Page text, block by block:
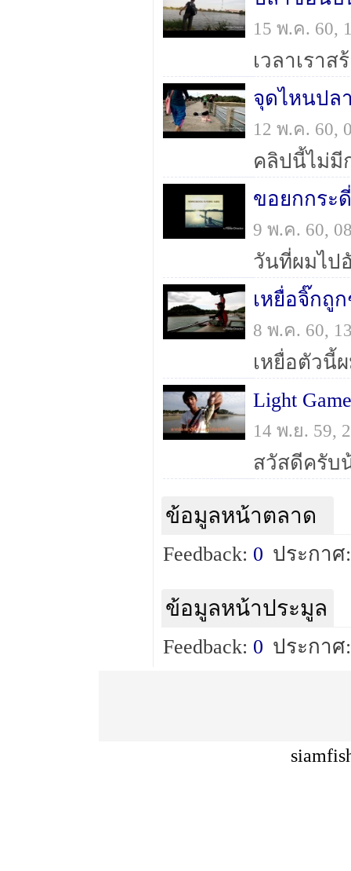
15 พ.ค. 60,
จุดไหนปล
12 พ.ค. 60,
9 พ.ค. 60,
เหยื่อจิ๊กถู
8 พ.ค. 60,
Light
14 พ.ย. 59,
ข้อมูลหน้าตลาด
Feedback: 0 ประกาศ
ข้อมูลหน้าประมูล
Feedback: 0 ประกาศ